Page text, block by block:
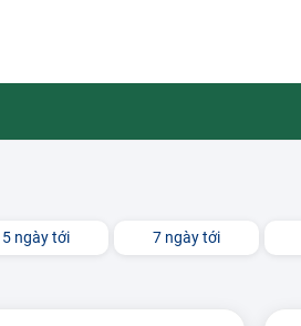
5 ngày tới 7 ngày tới